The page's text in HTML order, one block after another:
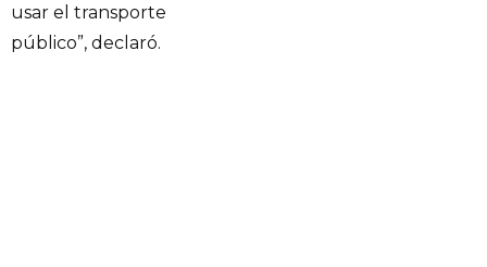
usar el transporte
público”, declaró.